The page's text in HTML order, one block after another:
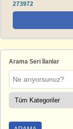
273972
Arama Seri İlanlar